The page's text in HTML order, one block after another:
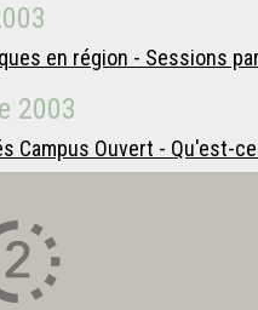
en région - Sessions
2003
Campus Ouvert -